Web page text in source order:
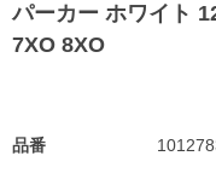
パーカー ホワイト
7XO 8XO
品番